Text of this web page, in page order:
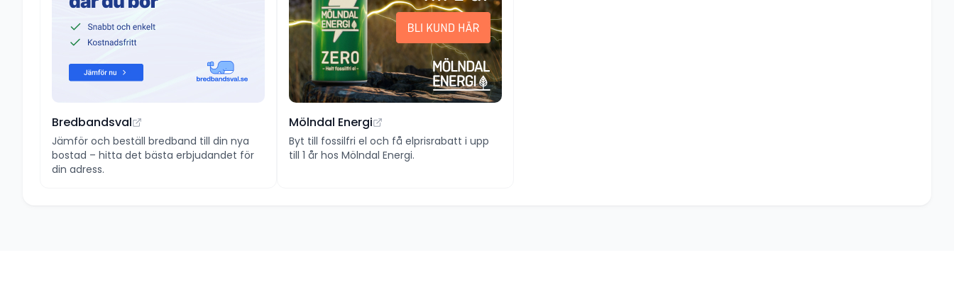
Bredbandsval
Jämför och beställ bredband till din nya
bostad – hitta det bästa erbjudandet för
din adress.
Mölndal Energi
Byt till fossilfri el och få elprisrabatt i upp
till 1 år hos Mölndal Energi.